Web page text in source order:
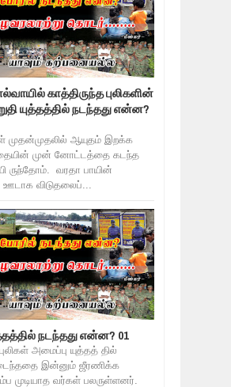
காத்திருந்த புலிகளின்
யுத்தத்தில் நடந்தது என்ன?
ஆயுதம் இறக்க
முன் னோட்டத்தை கடந்த
ருந்தோம். வரதா பாயின்
விடுதலைப்...
நடந்தது என்ன? 01
அமைப்பு யுத்தத் தில்
இன்னும் ஜீரணிக்க
முடியாத வர்கள் பலருள்ளனர்.